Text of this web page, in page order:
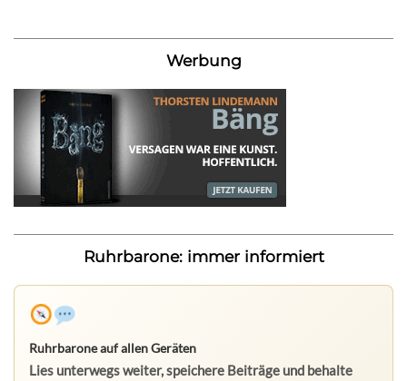
Werbung
Ruhrbarone: immer informiert
Ruhrbarone auf allen Geräten
Lies unterwegs weiter, speichere Beiträge und behalte